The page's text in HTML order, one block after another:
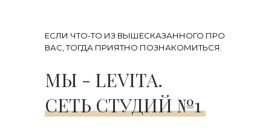
ЕСЛИ ЧТО-ТО ИЗ ВЫШЕСКАЗАННОГО ПРО
ВАС, ТОГДА ПРИЯТНО ПОЗНАКОМИТЬСЯ.
МЫ - LEVITA.
СЕТЬ СТУДИЙ №1